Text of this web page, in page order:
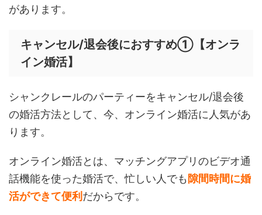
があります。
キャンセル/退会後におすすめ①【オンラ
イン婚活】
シャンクレールのパーティーをキャンセル/退会後
の婚活方法として、今、オンライン婚活に人気があ
ります。
オンライン婚活とは、マッチングアプリのビデオ通
話機能を使った婚活で、忙しい人でも 隙間時間に婚
活ができて便利 だからです。